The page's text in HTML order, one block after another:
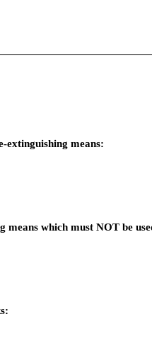
extinguishing means:
means which must NOT be